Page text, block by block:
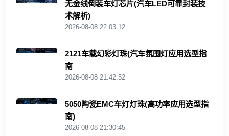
无金线倒装车灯芯片(汽车LED可靠封装技
术解析)
2026-08-08 22:03:12
2121车载幻彩灯珠(汽车氛围灯应用选型指
南
2026-08-08 21:42:52
5050陶瓷EMC车灯灯珠(高功率应用选型指
南)
2026-08-08 21:30:45